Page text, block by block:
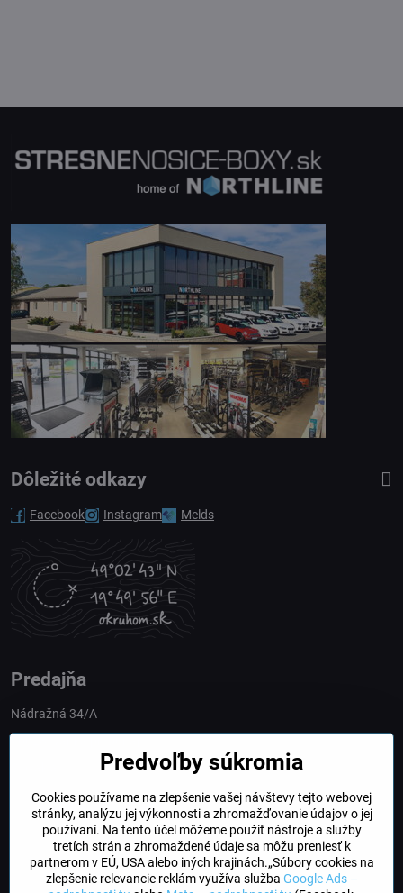
Dôležité odkazy
Facebook Instagram Melds
Predajňa
Nádražná 34/A
obchod​@northline​.sk
Otváracie hodiny
PO, UT, STR, ŠT: 9.00 - 17.00
PIA: 8.00 - 16.00
Predvoľby súkromia
Cookies používame na zlepšenie vašej návštevy tejto webovej
stránky, analýzu jej výkonnosti a zhromažďovanie údajov o jej
používaní. Na tento účel môžeme použiť nástroje a služby
tretích strán a zhromaždené údaje sa môžu preniesť k
partnerom v EÚ, USA alebo iných krajinách.„Súbory cookies na
zlepšenie relevancie reklám využíva služba Google Ads –